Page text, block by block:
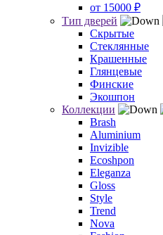
от 15000 ₽
Тип дверей
Скрытые
Стеклянные
Крашенные
Глянцевые
Финские
Экошпон
Коллекции
Brash
Aluminium
Invizible
Ecoshpon
Eleganza
Gloss
Style
Trend
Nova